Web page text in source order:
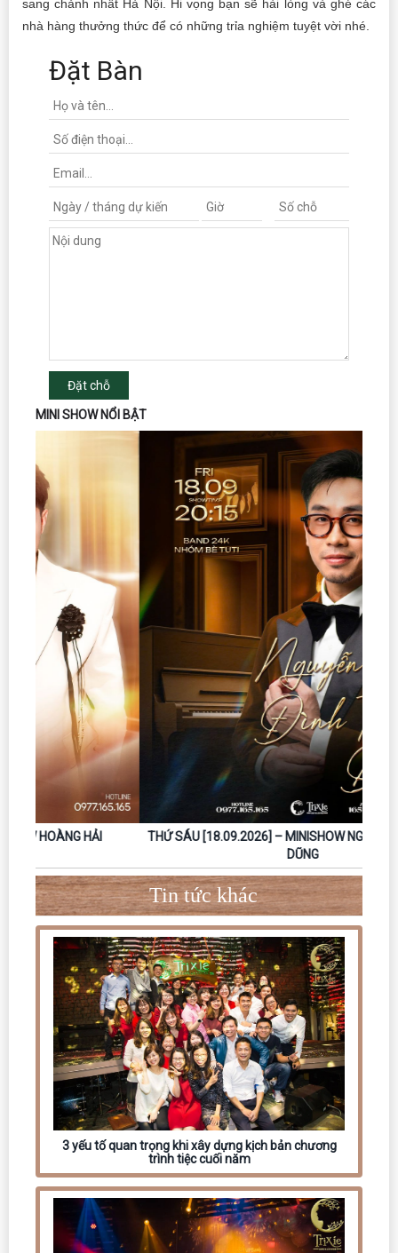
sang chảnh nhất Hà Nội. Hi vọng bạn sẽ hài lòng và ghé các
nhà hàng thưởng thức để có những trỉa nghiệm tuyệt vời nhé.
Đặt Bàn
Đặt chỗ
MINI SHOW NỔI BẬT
THỨ SÁU [18.09.2026] – MINISHOW NGUYỄN ĐÌNH TUẤN
Tin tức khác
3 yếu tố quan trọng khi xây dựng kịch bản chương
trình tiệc cuối năm